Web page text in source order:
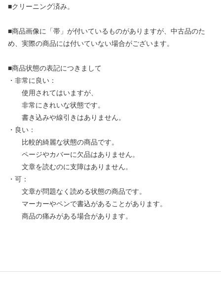
■クリーニング済み。
■商品画像に「帯」が付いているものがありますが、中古品のた
め、実際の商品には付いていない場合がございます。
■商品状態の表記につきまして
・非常に良い：
使用されてはいますが、
非常にきれいな状態です。
書き込みや線引きはありません。
・良い：
比較的綺麗な状態の商品です。
ページやカバーに欠品はありません。
文章を読むのに支障はありません。
・可：
文章が問題なく読める状態の商品です。
マーカーやペンで書込があることがあります。
商品の痛みがある場合があります。